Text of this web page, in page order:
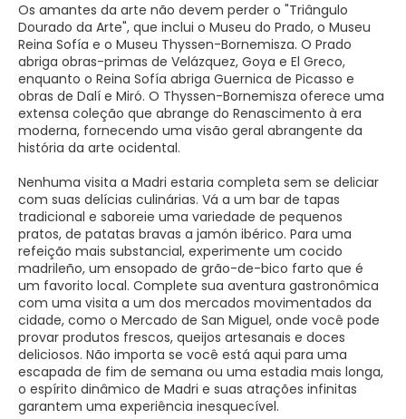
Os amantes da arte não devem perder o "Triângulo
Dourado da Arte", que inclui o Museu do Prado, o Museu
Reina Sofía e o Museu Thyssen-Bornemisza. O Prado
abriga obras-primas de Velázquez, Goya e El Greco,
enquanto o Reina Sofía abriga Guernica de Picasso e
obras de Dalí e Miró. O Thyssen-Bornemisza oferece uma
extensa coleção que abrange do Renascimento à era
moderna, fornecendo uma visão geral abrangente da
história da arte ocidental.
Nenhuma visita a Madri estaria completa sem se deliciar
com suas delícias culinárias. Vá a um bar de tapas
tradicional e saboreie uma variedade de pequenos
pratos, de patatas bravas a jamón ibérico. Para uma
refeição mais substancial, experimente um cocido
madrileño, um ensopado de grão-de-bico farto que é
um favorito local. Complete sua aventura gastronômica
com uma visita a um dos mercados movimentados da
cidade, como o Mercado de San Miguel, onde você pode
provar produtos frescos, queijos artesanais e doces
deliciosos. Não importa se você está aqui para uma
escapada de fim de semana ou uma estadia mais longa,
o espírito dinâmico de Madri e suas atrações infinitas
garantem uma experiência inesquecível.